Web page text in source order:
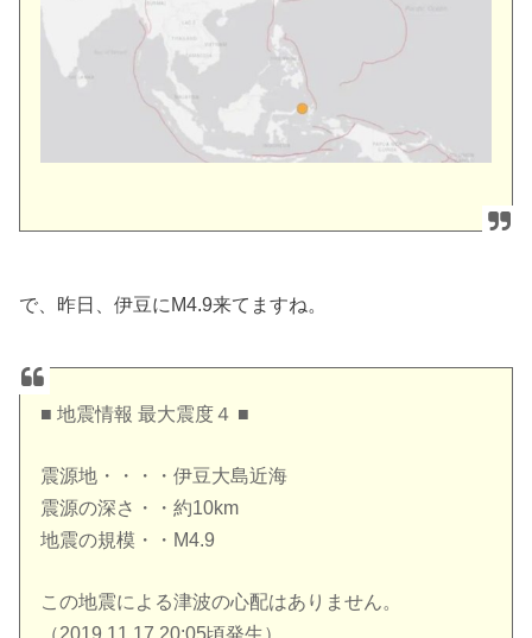
で、昨日、伊豆にM4.9来てますね。
■ 地震情報 最大震度４ ■
震源地・・・・伊豆大島近海
震源の深さ・・約10km
地震の規模・・M4.9
この地震による津波の心配はありません。
（2019.11.17 20:05頃発生）